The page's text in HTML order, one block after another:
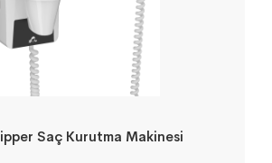
Saç Kurutma Makinesi